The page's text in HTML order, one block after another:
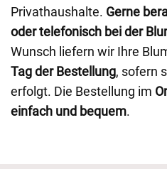
Privathaushalte. Gerne
oder telefonisch bei der
Wunsch liefern wir Ihre
Tag der Bestellung, sofern
erfolgt. Die Bestellung im
einfach und bequem.